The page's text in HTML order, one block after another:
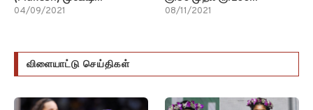
04/09/2021 08/11/2021
விளையாட்டு செய்திகள்